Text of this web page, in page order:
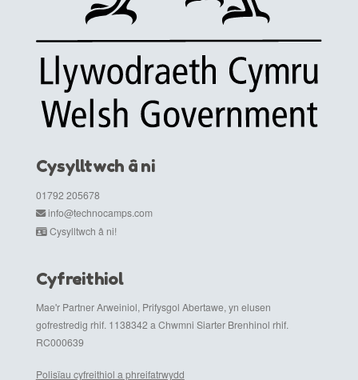
Cysylltwch â ni
01792 205678
info@technocamps.com
Cysylltwch â ni!
Cyfreithiol
Mae'r Partner Arweiniol, Prifysgol Abertawe, yn elusen
gofrestredig rhif. 1138342 a Chwmni Siarter Brenhinol rhif.
RC000639
Polisïau cyfreithiol a phreifatrwydd